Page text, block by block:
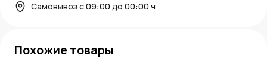
Самовывоз с 09:00 до 00:00 ч
Похожие товары